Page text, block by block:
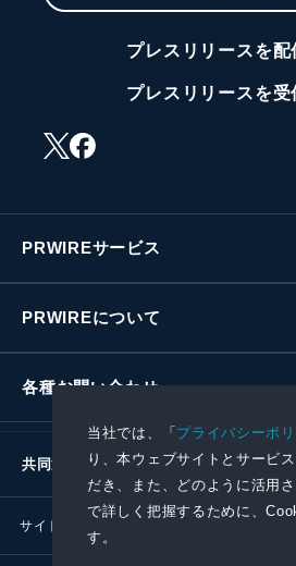
当社では、「プライバシーポ
り、本ウェブサイトとサービ
だき、また、どのように活用
で詳しく把握するために、
す。
プレスリリースを配
プレスリリースを受
PRWIREサービス
PRWIREについて
各種お問い合わせ
共同通信社グループ
サイトポリシー